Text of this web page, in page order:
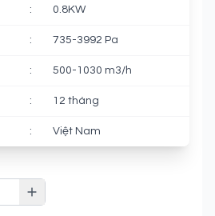
: 0.8KW
: 735-3992 Pa
: 500-1030 m3/h
: 12 tháng
: Việt Nam